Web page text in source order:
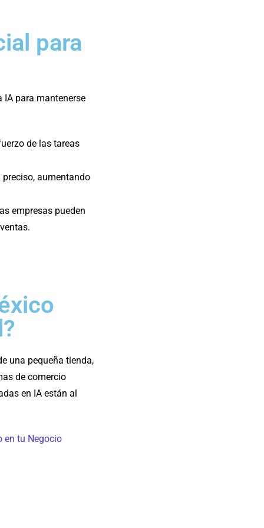
para
IA para mantenerse
de las tareas
aumentando
empresas pueden
una pequeña tienda,
de comercio
en IA están al
en tu Negocio